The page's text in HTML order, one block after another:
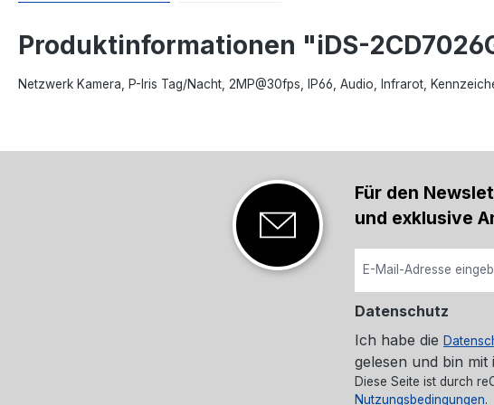
Produktinformationen "iDS-
Netzwerk Kamera, P-Iris Tag/Nacht, 2MP@30fps, IP66, Audio, Infrarot,
Für den
und exklusive
Datenschutz
Ich habe die
gelesen und bin mit
Diese Seite ist durch
Nutzungsbedingungen.